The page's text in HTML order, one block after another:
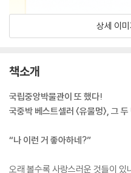
상세 이
책소개
국립중앙박물관이 또 했다!
국중박 베스트셀러 〈유물멍〉, 그
“나 이런 거 좋아하네?”
오래 볼수록 사랑스러운 것들이